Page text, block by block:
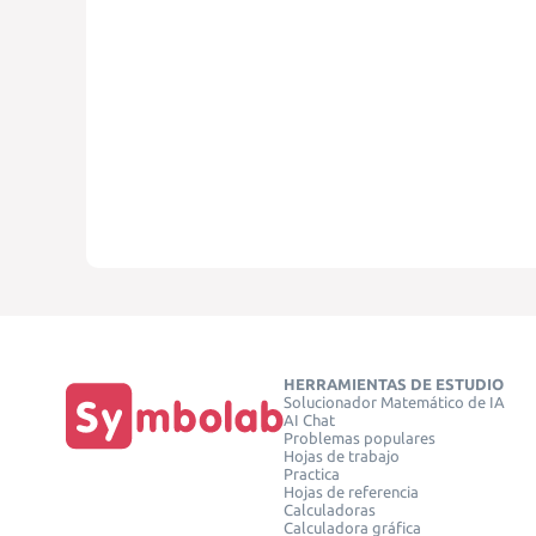
HERRAMIENTAS DE ESTUDIO
Solucionador Matemático de IA
AI Chat
Problemas populares
Hojas de trabajo
Practica
Hojas de referencia
Calculadoras
Calculadora gráfica